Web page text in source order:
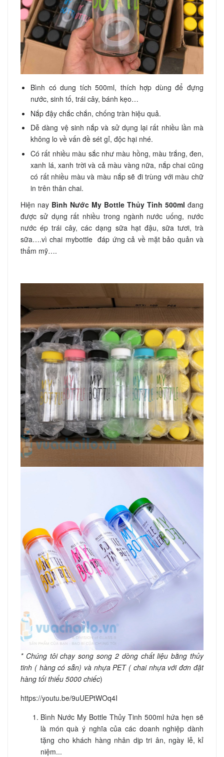
Bình có dung tích 500ml, thích hợp dùng để đựng
nước, sinh tố, trái cây, bánh kẹo…
Nắp đậy chắc chắn, chống tràn hiệu quả.
Dễ dàng vệ sinh nắp và sử dụng lại rất nhiều lần mà
không lo về vấn đề sét gỉ, độc hại nhé.
Có rất nhiều màu sắc như màu hồng, màu trắng, đen,
xanh lá, xanh trời và cả màu vàng nữa, nắp chai cũng
có rất nhiều màu và màu nắp sẽ đi trùng với màu chữ
in trên thân chai.
Hiện nay Bình Nước My Bottle Thủy Tinh 500ml đang
được sử dụng rất nhiều trong ngành nước uống, nước
nước ép trái cây, các dạng sữa hạt đậu, sữa tươi, trà
sữa….vì chai mybottle đáp ứng cả về mặt bảo quản và
thẩm mỹ….
* Chúng tôi chạy song song 2 dòng chất liệu bằng thủy
tinh ( hàng có sẵn) và nhựa PET ( chai nhựa với đơn đặt
hàng tối thiểu 5000 chiếc)
https://youtu.be/9uUEPtWOq4I
Bình Nước My Bottle Thủy Tinh 500ml hứa hẹn sẽ
là món quà ý nghĩa của các doanh nghiệp dành
tặng cho khách hàng nhân dịp tri ân, ngày lễ, kỉ
niệm...